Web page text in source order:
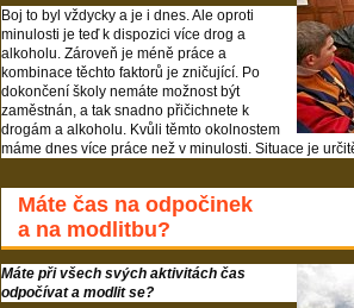
Boj to byl vždycky a je i dnes. Ale oproti
minulosti je teď k dispozici více drog a
alkoholu. Zároveň je méně práce a
kombinace těchto faktorů je zničující. Po
dokončení školy nemáte možnost být
zaměstnán, a tak snadno přičichnete k
drogám a alkoholu. Kvůli těmto okolnostem
máme dnes více práce než v minulosti. Situace je
Máte čas na odpočinek
a na modlitbu?
Máte při všech svých aktivitách čas
odpočívat a modlit se?